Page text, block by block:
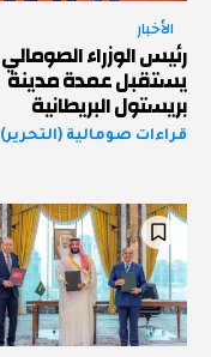
الأخبار
رئيس الوزراء الصومالي
يستقبل عمدة مدينة
بريستول البريطانية
قراءات صومالية (التحرير)